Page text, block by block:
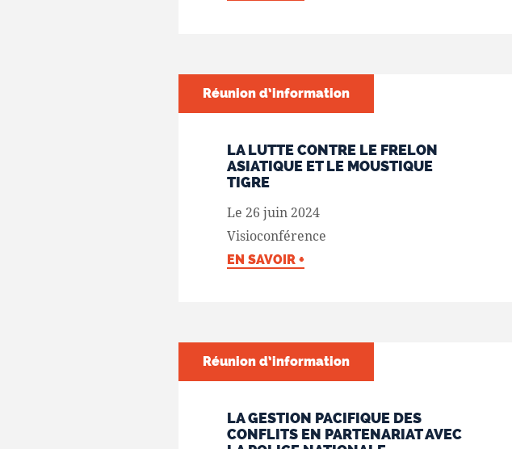
LA LUTTE CONTRE LE FRELON
ASIATIQUE ET LE MOUSTIQUE
TIGRE
Le 26 juin 2024
Visioconférence
EN SAVOIR +
Réunion d’information
LA GESTION PACIFIQUE DES
CONFLITS EN PARTENARIAT AVEC
Réunion d’information